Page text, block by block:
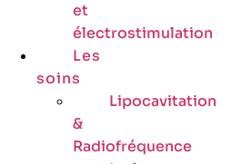
et
électrostimulation
Les
soins
Lipocavitation
&
Radiofréquence